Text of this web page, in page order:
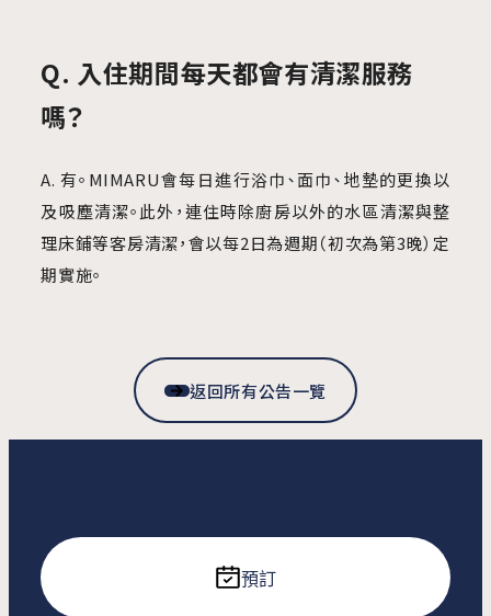
Q. 入住期間每天都會有清潔服務
嗎？
A. 有。MIMARU會每日進行浴巾、面巾、地墊的更換以
及吸塵清潔。此外，連住時除廚房以外的水區清潔與整
理床鋪等客房清潔，會以每2日為週期（初次為第3晚）定
期實施。
返回所有公告一覽
預訂